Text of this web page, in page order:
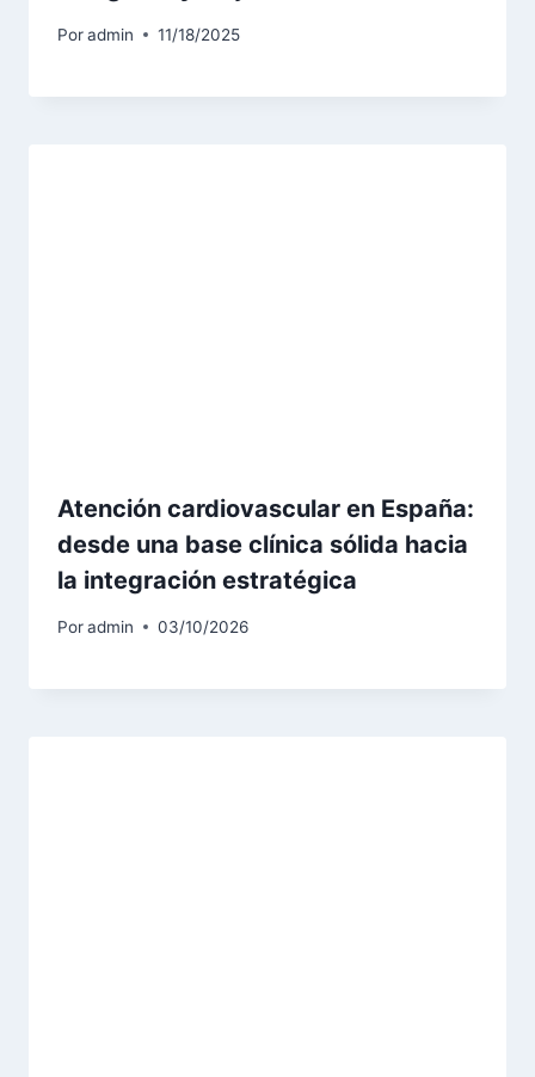
Poradmin 11/18/2025
Atención cardiovascular en España:
desde una base clínica sólida hacia
la integración estratégica
Poradmin 03/10/2026